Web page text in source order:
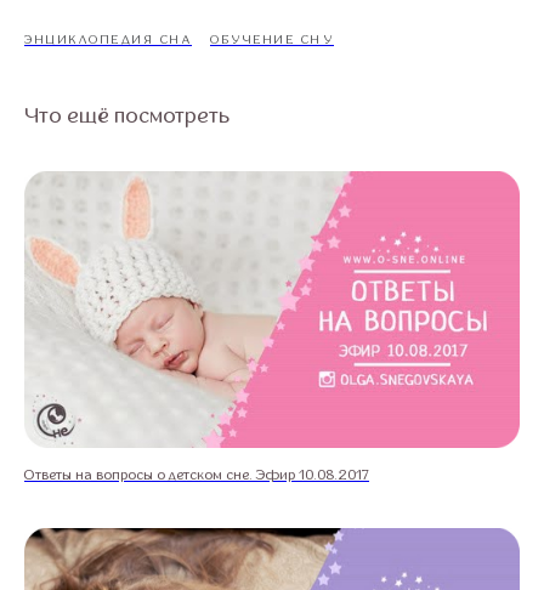
ЭНЦИКЛОПЕДИЯ СНА ОБУЧЕНИЕ СНУ
Что ещё посмотреть
Ответы на вопросы о детском сне. Эфир 10.08.2017